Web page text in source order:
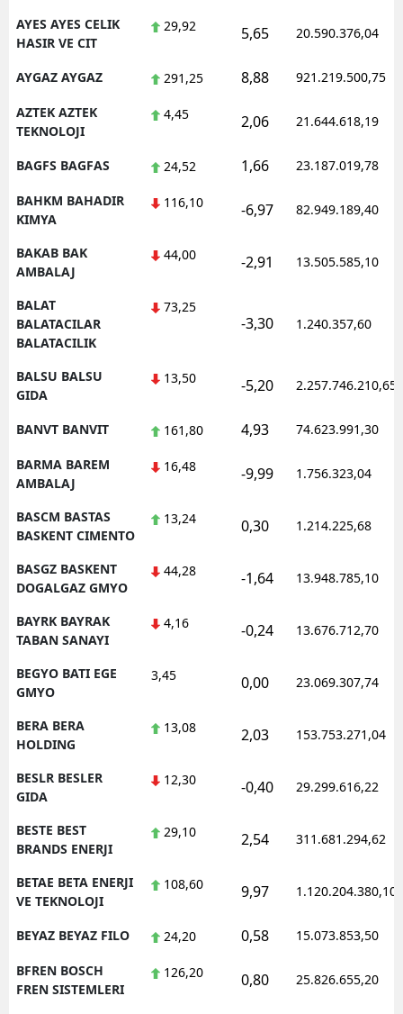
AYES AYES CELIK
HASIR VE CIT
29,92 5,65 20.590.376,04
AYGAZ AYGAZ 291,25 8,88 921.219.500,75
AZTEK AZTEK
TEKNOLOJI
4,45 2,06 21.644.618,19
BAGFS BAGFAS 24,52 1,66 23.187.019,78
BAHKM BAHADIR
KIMYA
116,10 -6,97 82.949.189,40
BAKAB BAK
AMBALAJ
44,00 -2,91 13.505.585,10
BALAT
BALATACILAR
BALATACILIK
73,25
-3,30 1.240.357,60
BALSU BALSU
GIDA
13,50 -5,20 2.257.746.210,65
BANVT BANVIT 161,80 4,93 74.623.991,30
BARMA BAREM
AMBALAJ
16,48 -9,99 1.756.323,04
BASCM BASTAS
BASKENT CIMENTO
13,24 0,30 1.214.225,68
BASGZ BASKENT
DOGALGAZ GMYO
44,28 -1,64 13.948.785,10
BAYRK BAYRAK
TABAN SANAYI
4,16 -0,24 13.676.712,70
BEGYO BATI EGE
GMYO
3,45 0,00 23.069.307,74
BERA BERA
HOLDING
13,08 2,03 153.753.271,04
BESLR BESLER
GIDA
12,30 -0,40 29.299.616,22
BESTE BEST
BRANDS ENERJI
29,10 2,54 311.681.294,62
BETAE BETA ENERJI
VE TEKNOLOJI
108,60 9,97 1.120.204.380,10
BEYAZ BEYAZ FILO 24,20 0,58 15.073.853,50
BFREN BOSCH
FREN SISTEMLERI
126,20 0,80 25.826.655,20